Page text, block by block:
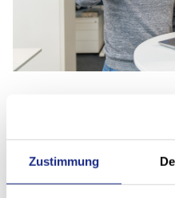
Zustimmung
Acceso a remoto
Con la última tecnología y